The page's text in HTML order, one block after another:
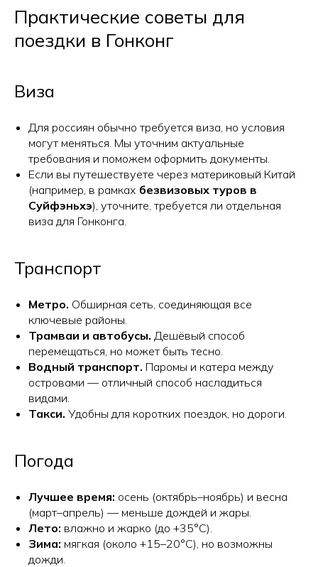
Практические советы для
поездки в Гонконг
Виза
Для россиян обычно требуется виза, но условия
могут меняться. Мы уточним актуальные
требования и поможем оформить документы.
Если вы путешествуете через материковый Китай
(например, в рамках безвизовых туров в
Суйфэньхэ), уточните, требуется ли отдельная
виза для Гонконга.
Транспорт
Метро. Обширная сеть, соединяющая все
ключевые районы.
Трамваи и автобусы. Дешёвый способ
перемещаться, но может быть тесно.
Водный транспорт. Паромы и катера между
островами — отличный способ насладиться
видами.
Такси. Удобны для коротких поездок, но дороги.
Погода
Лучшее время: осень (октябрь–ноябрь) и весна
(март–апрель) — меньше дождей и жары.
Лето: влажно и жарко (до +35°C).
Зима: мягкая (около +15–20°C), но возможны
дожди.